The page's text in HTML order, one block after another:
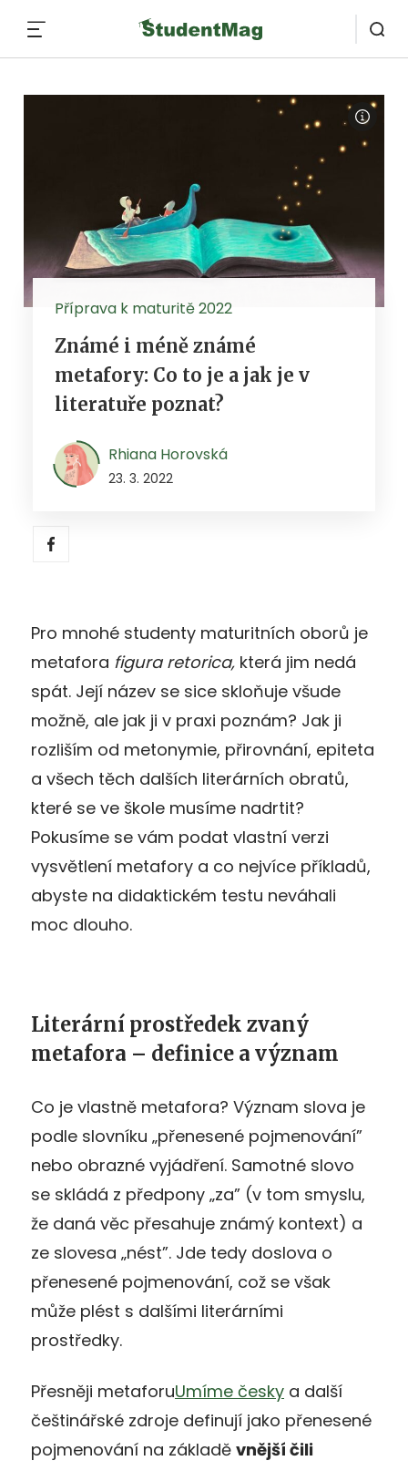
Příprava k maturitě 2022
Známé i méně známé
metafory: Co to je a jak je v
literatuře poznat?
Rhiana Horovská
23. 3. 2022
Pro mnohé studenty maturitních oborů je
metafora figura retorica, která jim nedá
spát. Její název se sice skloňuje všude
možně, ale jak ji v praxi poznám? Jak ji
rozliším od metonymie, přirovnání, epiteta
a všech těch dalších literárních obratů,
které se ve škole musíme nadrtit?
Pokusíme se vám podat vlastní verzi
vysvětlení metafory a co nejvíce příkladů,
abyste na didaktickém testu neváhali
moc dlouho.
Literární prostředek zvaný
metafora – definice a význam
Co je vlastně metafora? Význam slova je
podle slovníku „přenesené pojmenování”
nebo obrazné vyjádření. Samotné slovo
se skládá z předpony „za” (v tom smyslu,
že daná věc přesahuje známý kontext) a
ze slovesa „nést”. Jde tedy doslova o
přenesené pojmenování, což se však
může plést s dalšími literárními
prostředky.
Přesněji metaforuUmíme česky a další
češtinářské zdroje definují jako přenesené
pojmenování na základě vnější čili